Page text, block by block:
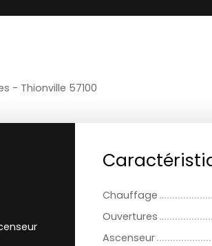
- Thionville 57100
Chauffage
Ouvertures
Ascenseur